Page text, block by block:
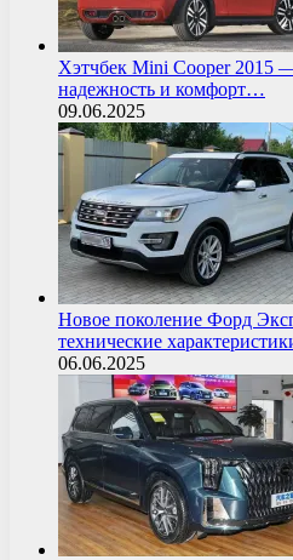
Хэтчбек Mini Cooper 2015
надежность и комфорт…
09.06.2025
Новое поколение Форд
технические
06.06.2025